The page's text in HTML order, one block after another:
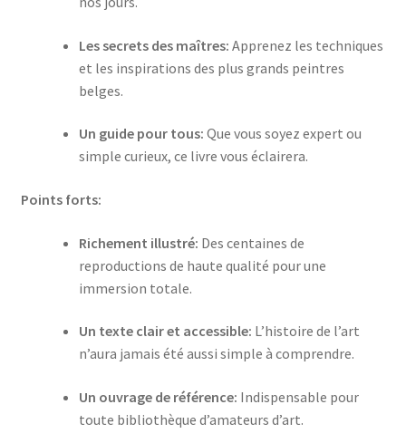
Les secrets des maîtres: Apprenez les techniques
et les inspirations des plus grands peintres
belges.
Un guide pour tous: Que vous soyez expert ou
simple curieux, ce livre vous éclairera.
Points forts:
Richement illustré: Des centaines de
reproductions de haute qualité pour une
immersion totale.
Un texte clair et accessible: L’histoire de l’art
n’aura jamais été aussi simple à comprendre.
Un ouvrage de référence: Indispensable pour
toute bibliothèque d’amateurs d’art.